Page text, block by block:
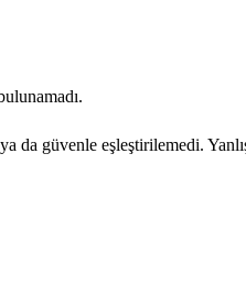
da güvenle eşleştirilemedi.